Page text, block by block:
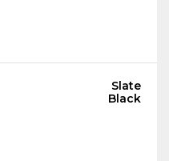
Slate
Black